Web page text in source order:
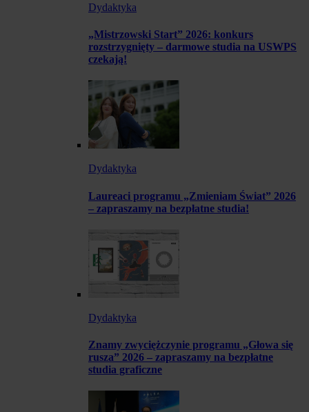
Dydaktyka
„Mistrzowski Start” 2026: konkurs
rozstrzygnięty – darmowe studia na USWPS
czekają!
Dydaktyka
Laureaci programu „Zmieniam Świat” 2026
– zapraszamy na bezpłatne studia!
Dydaktyka
Znamy zwyciężczynie programu „Głowa się
rusza” 2026 – zapraszamy na bezpłatne
studia graficzne